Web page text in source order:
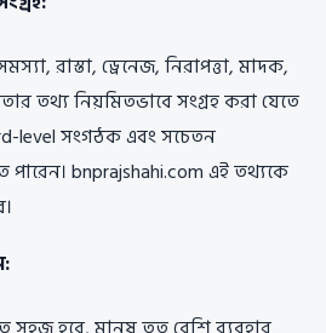
রাস্তা, ড্রেনেজ, নিরাপত্তা, মাদক,
তথ্য নিয়মিতভাবে সংগ্রহ করা যেতে
level সংগঠক এবং সচেতন
পারেন। bnprajshahi.com এই তথ্যকে